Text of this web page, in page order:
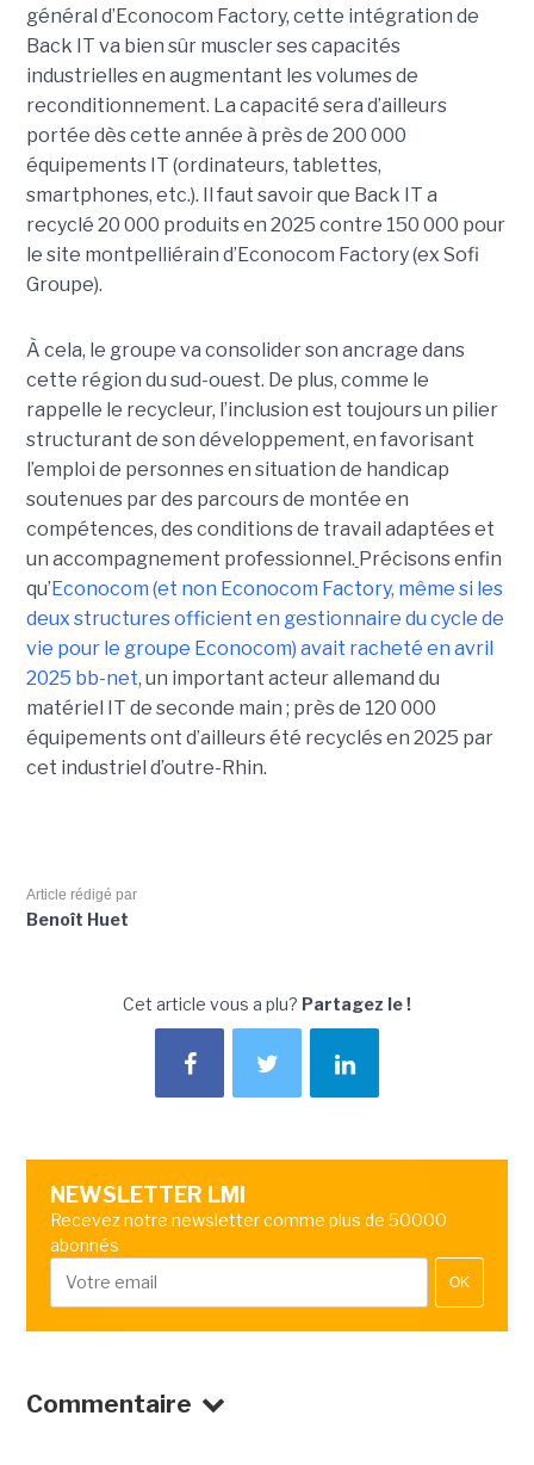
général d’Econocom Factory, cette intégration de
Back IT va bien sûr muscler ses capacités
industrielles en augmentant les volumes de
reconditionnement. La capacité sera d’ailleurs
portée dès cette année à près de 200 000
équipements IT (ordinateurs, tablettes,
smartphones, etc.). Il faut savoir que Back IT a
recyclé 20 000 produits en 2025 contre 150 000 pour
le site montpelliérain d’Econocom Factory (ex Sofi
Groupe).
À cela, le groupe va consolider son ancrage dans
cette région du sud-ouest. De plus, comme le
rappelle le recycleur, l’inclusion est toujours un pilier
structurant de son développement, en favorisant
l’emploi de personnes en situation de handicap
soutenues par des parcours de montée en
compétences, des conditions de travail adaptées et
un accompagnement professionnel. Précisons enfin
qu’ Econocom (et non Econocom Factory, même si les
deux structures officient en gestionnaire du cycle de
vie pour le groupe Econocom) avait racheté en avril
2025 bb-net, un important acteur allemand du
matériel IT de seconde main ; près de 120 000
équipements ont d’ailleurs été recyclés en 2025 par
cet industriel d’outre-Rhin.
Article rédigé par
Benoît Huet
Cet article vous a plu? Partagez le !
NEWSLETTER LMI
Recevez notre newsletter comme plus de 50000
abonnés
OK
Commentaire